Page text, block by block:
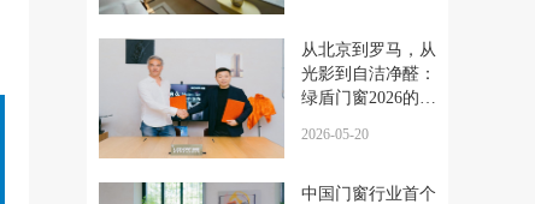
从北京到罗马，从
光影到自洁净醛：
绿盾门窗2026的品
2026-05-20
中国门窗行业首个